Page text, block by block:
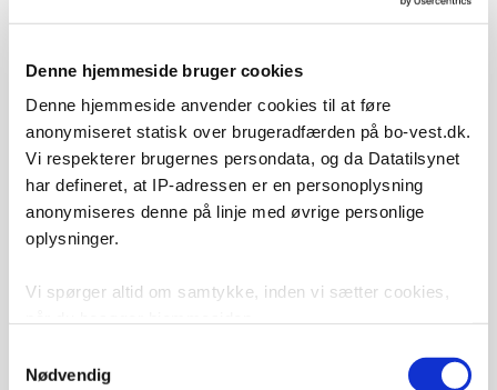
Denne hjemmeside bruger cookies
Denne hjemmeside anvender cookies til at føre
anonymiseret statisk over brugeradfærden på bo-vest.dk.
Vi respekterer brugernes persondata, og da Datatilsynet
har defineret, at IP-adressen er en personoplysning
anonymiseres denne på linje med øvrige personlige
oplysninger.
Vi spørger altid om samtykke, inden vi sætter cookies,
Vi bruger cookies til at tilpasse vores indhold, til at vise
Nødvendig
Testen gennemføres typisk efter vi har gennemført den første
personlige kompetencer, så vi har et udgangspunkt for en dialog
om dine personlige ressourcer, styrker og svagheder.
Testen leveres af en eksterne samarbejdspartnere, som
behandler oplysninger om dig på vores vegne inde for rammerne
af den databehandleraftale, vi har indgået.
udvælgelsen af den rette kandidat til stillingen.